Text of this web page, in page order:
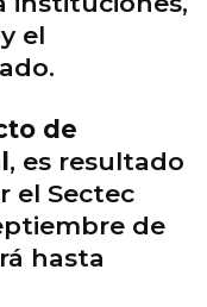
el
de
, es resultado
el Sectec
de
hasta